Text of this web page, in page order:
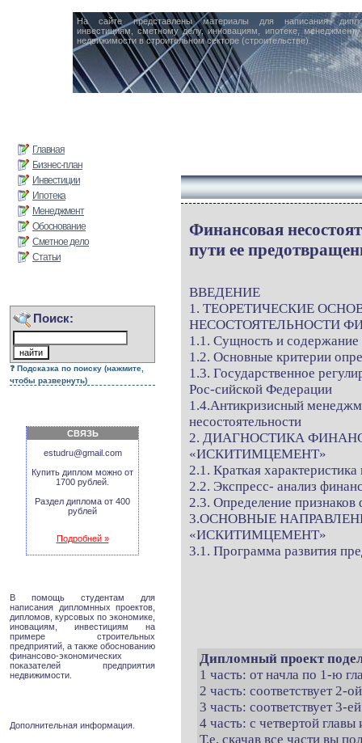
На сайте представлены материалы для написания
инвестициям, сметному делу, инновациям, ипотеке,
недвижимости в строительном секторе (строительстве).
Главная
Бизнес-план
Инвестиции
Ипотека
Менеджмент
Обоснование
Сметное дело
Статьи
Поиск:
Подсказка по поиску (нажмите,
чтобы развернуть)
СВЯЗЬ
estudru@gmail.com
Купить диплом можно от
1700 рублей.
Раздел диплома от 400
рублей
Подробней »
В помощь студентам для
написания дипломнных проектов,
дипломов, курсовых по экономике,
иновациям, инвестициям на
примере строительных
предприятий, а также обоснованию
финансово-экономических
показателей предприятия
недвижимости.
Дополнительная информация.
Финансовая
пути ее
ВВЕДЕНИЕ
1. ТЕОРЕТИЧЕСКИЕ
НЕСОСТОЯТЕЛЬНОСТИ
1.1. Сущность и
1.2. Основные критерии
1.3. Государственное
Рос-сийской Федерации
1.4.Антикризисный
несостоятельности
2. ДИАГНОСТИКА
«ИСКИТИМЦЕМЕНТ»
2.1. Краткая
2.2. Экспресс- анализ
2.3. Определение признаков
3.ОСНОВНЫЕ
«ИСКИТИМЦЕМЕНТ»
3.1. Программа развития
Дипломный проект
1 часть: от начла по 1-ю
2 часть: соответствует 2-
3 часть: соответствует 3-
4 часть: с четвертой
Т.е. скачав все части вы